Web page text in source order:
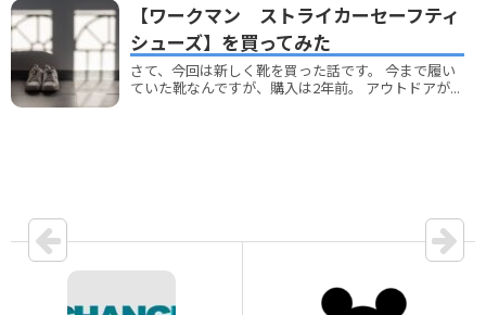
【ワークマン ストライカーセーフティ
シューズ】を買ってみた
さて、今回は新しく靴を買った話です。 今まで履い
ていた靴なんですが、購入は2年前。 アウトドアが...